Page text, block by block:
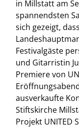
in Millstatt am
spannendsten
sich gezeigt,
Festivalgäste
und Gitarristin
Premiere von
ausverkaufte
Stiftskirche
Projekt UNITED